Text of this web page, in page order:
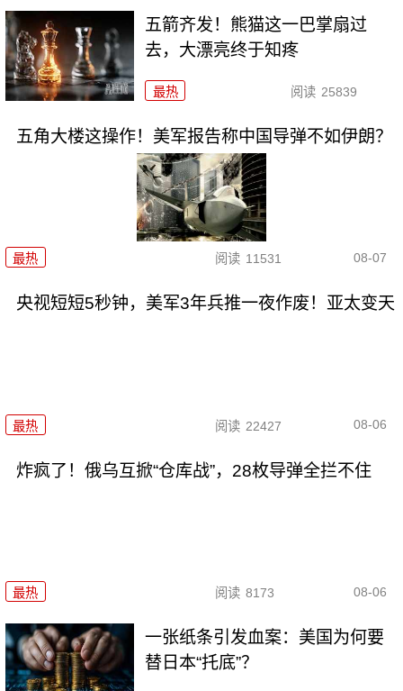
五箭齐发！熊猫这一巴掌扇过
去，大漂亮终于知疼
最热 阅读 25839
五角大楼这操作！美军报告称中国导弹不如伊朗？
最热 阅读 11531 08-07
央视短短5秒钟，美军3年兵推一夜作废！亚太变天
最热 阅读 22427 08-06
炸疯了！俄乌互掀“仓库战”，28枚导弹全拦不住
最热 阅读 8173 08-06
一张纸条引发血案：美国为何要
替日本“托底”？